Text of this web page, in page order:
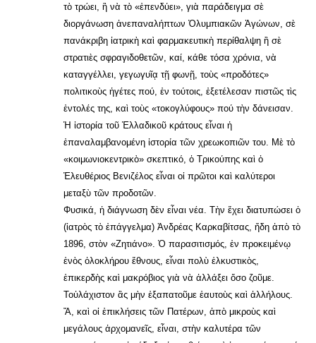
τὸ τρώει, ἢ νὰ τὸ «ἐπενδύει», γιὰ παράδειγμα σὲ
διοργάνωση ἀνεπαναλήπτων Ὀλυμπιακῶν Ἀγώνων, σὲ
πανάκριβη ἰατρικὴ καὶ φαρμακευτικὴ περίθαλψη ἢ σὲ
στρατιὲς σφραγιδοθετῶν, καί, κάθε τόσα χρόνια, νὰ
καταγγέλλει, γεγωγυῖᾳ τῇ φωνῇ, τοὺς «προδότες»
πολιτικοὺς ἡγέτες πού, ἐν τούτοις, ἐξετέλεσαν πιστῶς τὶς
ἐντολές της, καὶ τοὺς «τοκογλύφους» πού τὴν δάνεισαν.
Ἡ ἱστορία τοῦ Ἑλλαδικοῦ κράτους εἶναι ἡ
ἐπαναλαμβανομένη ἱστορία τῶν χρεωκοπιῶν του. Μὲ τὸ
«κοιμωνιοκεντρικὸ» σκεπτικό, ὁ Τρικούπης καὶ ὁ
Ἐλευθέριος Βενιζέλος εἶναι οἱ πρῶτοι καὶ καλύτεροι
μεταξὺ τῶν προδοτῶν.
Φυσικά, ἡ διάγνωση δὲν εἶναι νέα. Τὴν ἔχει διατυπώσει ὁ
(ἰατρὸς τὸ ἐπάγγελμα) Ἀνδρέας Καρκαβίτσας, ἤδη ἀπὸ τὸ
1896, στὸν «Ζητιάνο». Ὁ παρασιτισμός, ἐν προκειμένῳ
ἐνὸς ὁλοκλήρου ἔθνους, εἶναι πολὺ ἑλκυστικὸς,
ἐπικερδὴς καὶ μακρόβιος γιὰ νὰ ἀλλάξει ὅσο ζοῦμε.
Τοὐλάχιστον ἂς μὴν ἐξαπατοῦμε ἑαυτοὺς καὶ ἀλλήλους.
Ἄ, καὶ οἱ ἐπικλήσεις τῶν Πατέρων, ἀπὸ μικροὺς καὶ
μεγάλους ἀρχομανεῖς, εἶναι, στὴν καλυτέρα τῶν